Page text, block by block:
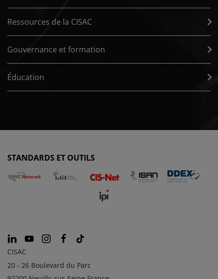
Ressources de la CISAC
Gouvernance et formation
Éducation
STANDARDS ET OUTILS
CISAC
20 - 26 Boulevard du Parc